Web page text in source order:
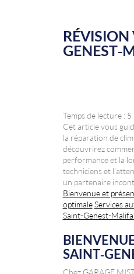
GENEST-
Temps de lecture :
Cet article vous
la réparation de
découvrirez
performance et la
techniciens et
un partenaire
Bienvenue et
optimale Services
Saint-Genest-
SAINT-